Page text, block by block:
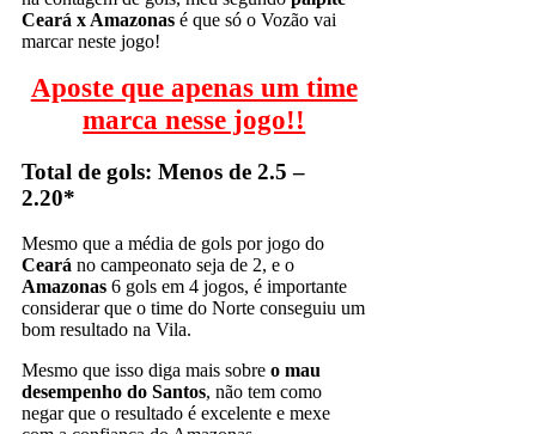
Ceará x Amazonas é que só o Vozão vai
marcar neste jogo!
Aposte que apenas um time
marca nesse jogo!!
Total de gols: Menos de 2.5 –
2.20*
Mesmo que a média de gols por jogo do
Ceará no campeonato seja de 2, e o
Amazonas 6 gols em 4 jogos, é importante
considerar que o time do Norte conseguiu um
bom resultado na Vila.
Mesmo que isso diga mais sobre o mau
desempenho do Santos, não tem como
negar que o resultado é excelente e mexe